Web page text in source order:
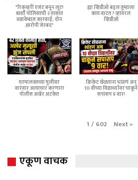
"रिकव्हरी एजंट बनून लूट!
बार्शी पोलिसांची २ तासांत
धडाकेबाज कारवाई; दोन
आरोपी जेरबंद"
ह्या व्हिडीओ बद्दल तुम्हाला
काय वाटत ? व्हायरल
व्हिडीओ
घरमालकाच्या मुलीवर
वारंवार अत्याचार करणारा
पोलीस अखेर अटकेत
क्रिकेट खेळताना भांडणं अन्
10 वीच्या विद्यार्थ्यावर चाकूने
सपासप 9 वार!
1 / 602 Next»
एकूण वाचक